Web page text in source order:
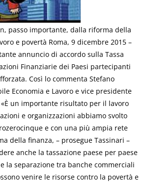
passo importante, dalla riforma della
e povertà Roma, 9 dicembre 2015 –
annuncio di accordo sulla Tassa
Finanziarie dei Paesi partecipanti
Così lo commenta Stefano
Economia e Lavoro e vice presidente
un importante risultato per il lavoro
e organizzazioni abbiamo svolto
e con una più ampia rete
della finanza, – prosegue Tassinari –
anche la tassazione paese per paese
la separazione tra banche commerciali
venire le risorse contro la povertà e